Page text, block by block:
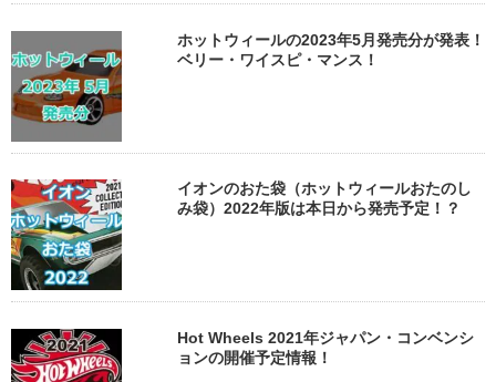
ホットウィールの2023年5月発売分が発表！
ベリー・ワイスピ・マンス！
イオンのおた袋（ホットウィールおたのし
み袋）2022年版は本日から発売予定！？
Hot Wheels 2021年ジャパン・コンベンシ
ョンの開催予定情報！